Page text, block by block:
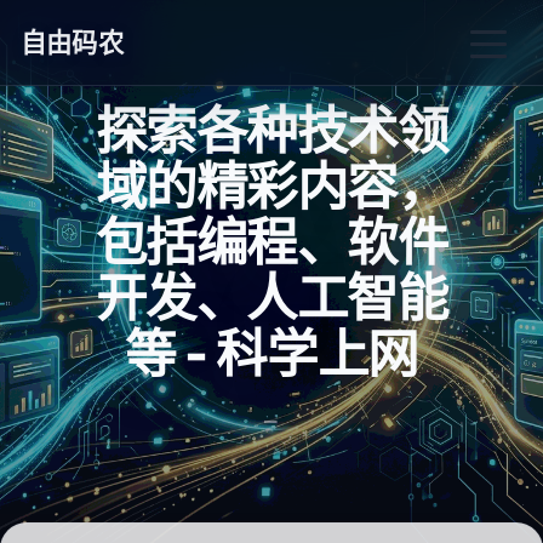
自由码农
探索各种技术领
域的精彩内容，
包括编程、软件
开发、人工智能
等 - 科学上网
_